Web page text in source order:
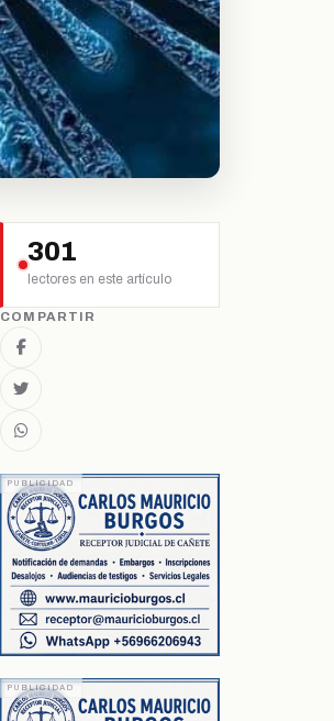
301
lectores en este artículo
COMPARTIR